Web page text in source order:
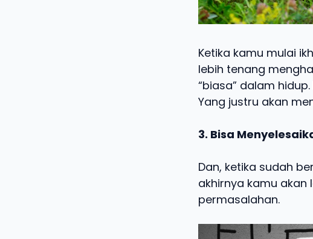
Ketika kamu mulai
lebih tenang
“biasa” dalam
Yang justru akan
3. Bisa
Dan, ketika sudah
akhirnya kamu akan
permasalahan.